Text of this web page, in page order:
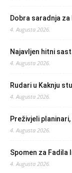
Dobra saradnja
4. Augusta 2026.
Najavljen hitni
4. Augusta 2026.
Rudari u Kaknju
4. Augusta 2026.
Preživjeli
4. Augusta 2026.
Spomen za Fadila
4. Augusta 2026.